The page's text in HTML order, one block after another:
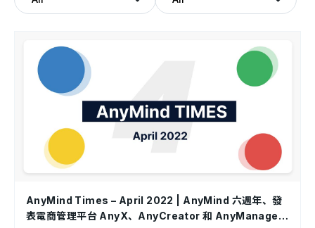
AnyMind Times – April 2022 | AnyMind 六週年、發
表電商管理平台 AnyX、AnyCreator 和 AnyManager